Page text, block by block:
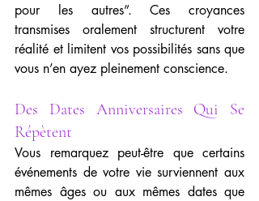
pour les autres”. Ces croyances
transmises oralement structurent votre
réalité et limitent vos possibilités sans que
vous n’en ayez pleinement conscience.
Des Dates Anniversaires Qui Se
Répètent
Vous remarquez peut-être que certains
événements de votre vie surviennent aux
mêmes âges ou aux mêmes dates que